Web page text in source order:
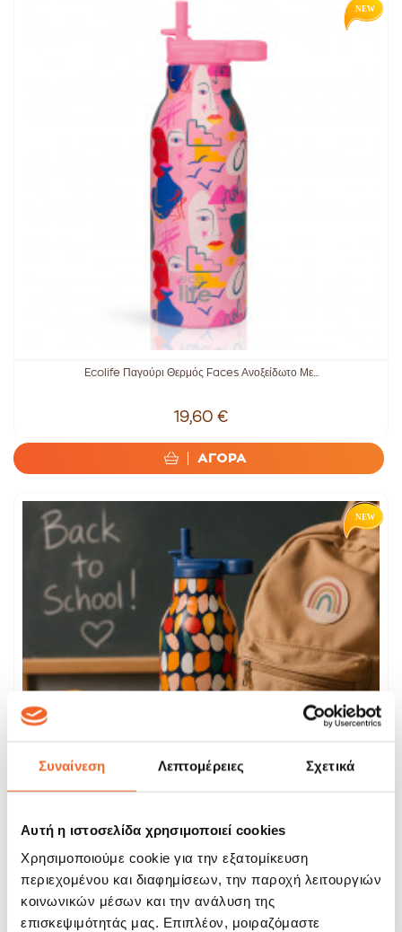
Συναίνεση Λεπτομέρειες Σχετικά
Αυτή η ιστοσελίδα χρησιμοποιεί cookies
Χρησιμοποιούμε cookie για την εξατομίκευση
περιεχομένου και διαφημίσεων, την παροχή λειτουργιών
κοινωνικών μέσων και την ανάλυση της
επισκεψιμότητάς μας. Επιπλέον, μοιραζόμαστε
Ecolife Παγούρι Θερμός Faces Ανοξείδωτο Με...
19,60 €
ΑΓΟΡΑ
Ecolife Παγούρι Θερμός Stones Ανοξείδωτο...
19,60 €